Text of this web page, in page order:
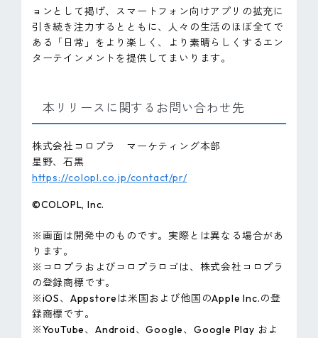
ョンとして掲げ、スマートフォン向けアプリの拡充に
引き続き注力するとともに、人々の生活のほぼ全てで
ある「日常」をより楽しく、より素晴らしくするエン
ターテインメントを提供してまいります。
本リリースに関するお問い合わせ先
株式会社コロプラ マーケティング本部
星野、石黒
https://colopl.co.jp/contact/pr/
©COLOPL, lnc.
※画面は開発中のものです。実際とは異なる場合があ
ります。
※コロプラおよびコロプラロゴは、株式会社コロプラ
の登録商標です。
※iOS、Appstoreは米国および他国のApple Inc.の登
録商標です。
※YouTube、Android、Google、Google Play およ